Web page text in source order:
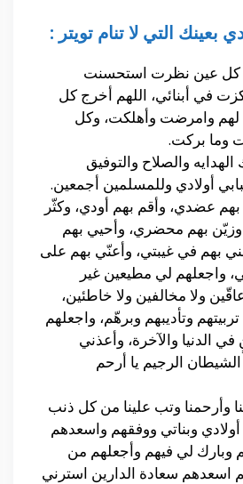
بعينك التي لا تنام تويتر :
كل عين نظرت استحسنت
في أبنائي، اللهم أخرج كل
وامرضت وأهلكت، وكل
وما بركت.
الهدايه والصلاح والتوفيق
أولادي وللمسلمين أجمعين.
عضدي، وأقم بهم أودي، وكثّر
بهم محضري، وأحيي بهم
بهم في غيبتي، وأعنّي بهم على
واجعلهم لي مطيعين غير
ولا مخالفين ولا خاطئين،
وتأديبهم وبرهّم، واجعلهم
الدنيا والآخرة، وأعذني
الرجيم يا أرحم
وأرحمنا وتب علينا من كل ذنب
وبناتي ووفقهم واسعدهم
وبارك لي فيهم وأجعلهم من
اسعدهم سعادة الدارين استرني